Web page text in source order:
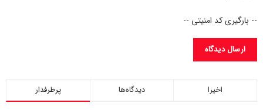
کاربرد دیگر این آفتاب‌گیرها، چیزی فراتر از کنترل گرما بود. در
خودروهایی با شیشه‌ی عقب با زاویه خوابیده و وسعت زیاد، نور
خورشید موجب محوشدن دید راننده و همچنین آسیب به روکش
نه‌تنها مانع ورود اشعه مستقیم می‌شدند، بلکه ظاهر خودرو را نیز
-- بارگیری کد امنیتی --
پرطرفدار دیدگاه‌ها اخیرا